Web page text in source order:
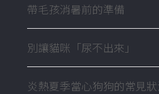
帶毛孩消暑前的準備
別讓貓咪「尿不出來」
炎熱夏季當心狗狗的常見